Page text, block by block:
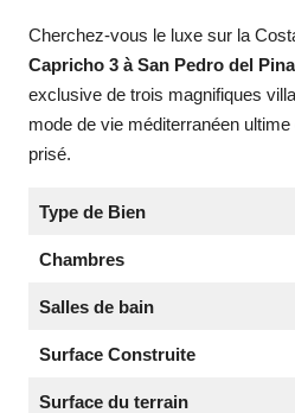
Cherchez-vous le luxe sur la
Capricho 3 à San Pedro del
exclusive de trois magnifiques
mode de vie méditerranéen
prisé.
Type de Bien
Chambres
Salles de bain
Surface Construite
Surface du terrain